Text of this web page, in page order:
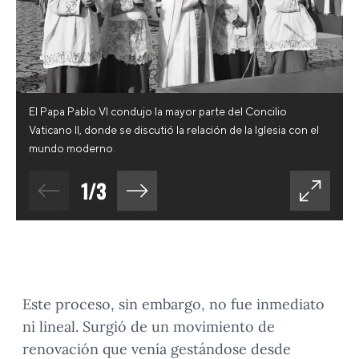
El Papa Pablo VI condujo la mayor parte del Concilio
Vaticano II, donde se discutió la relación de la Iglesia con el
mundo moderno.
1/3
Este proceso, sin embargo, no fue inmediato
ni lineal. Surgió de un movimiento de
renovación que venía gestándose desde